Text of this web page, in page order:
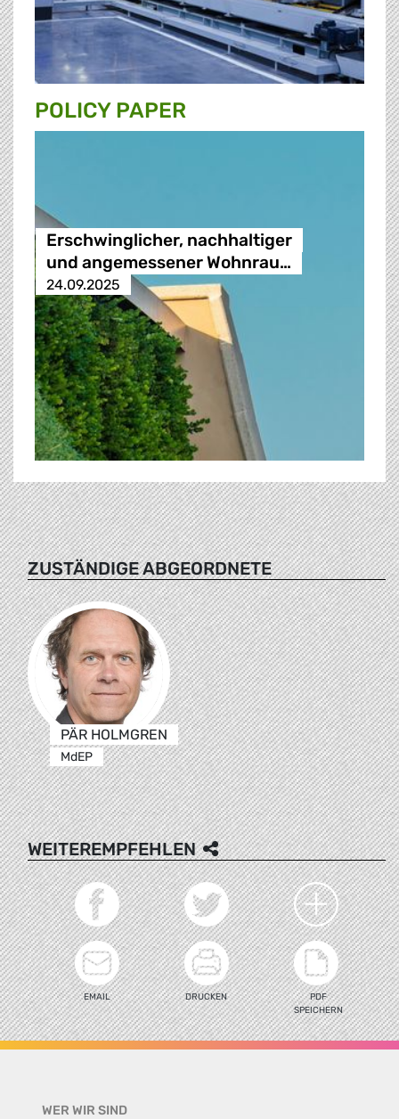
POLICY PAPER
Erschwinglicher, nachhaltiger
und angemessener Wohnrau…
24.09.2025
ZUSTÄNDIGE ABGEORDNETE
PÄR HOLMGREN
MdEP
WEITEREMPFEHLEN
EMAIL DRUCKEN
PDF
SPEICHERN
WER WIR SIND